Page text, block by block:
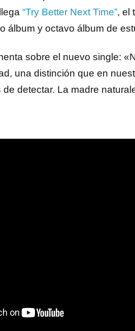
“Try Better Next Time”, el
álbum y octavo álbum de
sobre el nuevo single:
una distinción que en
detectar. La madre